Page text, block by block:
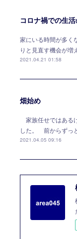
家にいる時間が多く
りと見直す機会が
2021.04.21 01:58
畑始め
家族任せではある
した。 前からずっ
2021.04.05 09:16